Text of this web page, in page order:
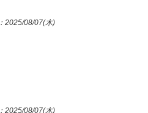
：2025/08/07(木)
：2025/08/07(木)